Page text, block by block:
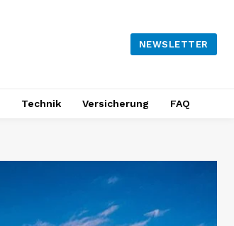
NEWSLETTER
Technik Versicherung FAQ